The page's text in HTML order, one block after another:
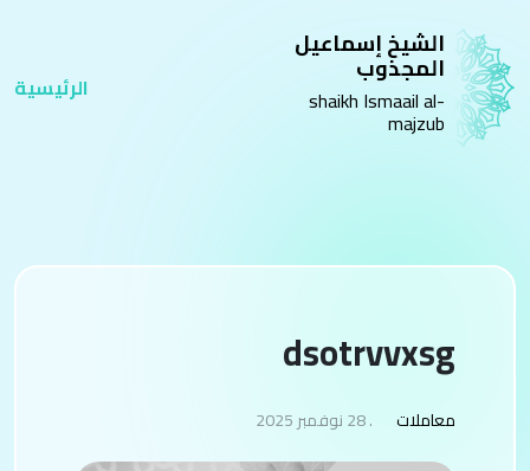
الشيخ إسماعيل
المجذوب
shaikh Ismaail al-
majzub
الرئيسية
dsotrvvxsg
معاملات . 28 نوفمبر 2025